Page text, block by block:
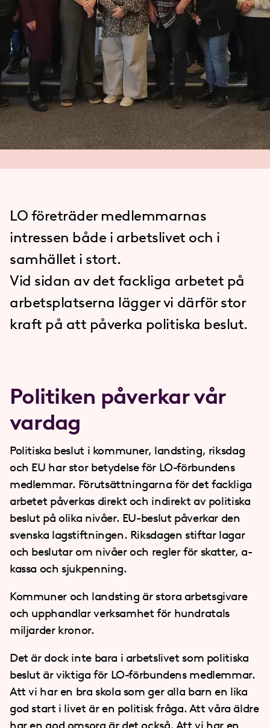
LO företräder medlemmarnas
intressen både i arbetslivet och i
samhället i stort.
Vid sidan av det fackliga arbetet på
arbetsplatserna lägger vi därför stor
kraft på att påverka politiska beslut.
Politiken påverkar vår
vardag
Politiska beslut i kommuner, landsting, riksdag
och EU har stor betydelse för LO-förbundens
medlemmar. Förutsättningarna för det fackliga
arbetet påverkas direkt och indirekt av politiska
beslut på olika nivåer. EU-beslut påverkar den
svenska lagstiftningen. Riksdagen stiftar lagar
och beslutar om nivåer och regler för skatter, a-
kassa och sjukpenning.
Kommuner och landsting är stora arbetsgivare
och upphandlar verksamhet för hundratals
miljarder kronor.
Det är dock inte bara i arbetslivet som politiska
beslut är viktiga för LO-förbundens medlemmar.
Att vi har en bra skola som ger alla barn en lika
god start i livet är en politisk fråga. Att våra äldre